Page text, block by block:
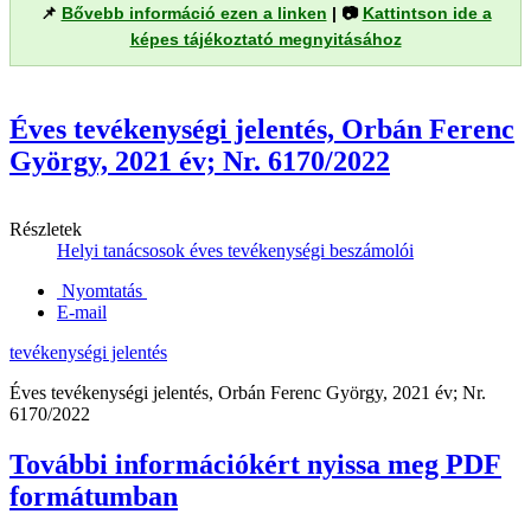
📌 Bővebb információ ezen a linken | 📷 Kattintson ide a
képes tájékoztató megnyitásához
Éves tevékenységi jelentés, Orbán Ferenc
György, 2021 év; Nr. 6170/2022
Részletek
Helyi tanácsosok éves tevékenységi beszámolói
Nyomtatás
E-mail
tevékenységi jelentés
Éves tevékenységi jelentés, Orbán Ferenc György, 2021 év; Nr.
6170/2022
További információkért nyissa meg PDF
formátumban